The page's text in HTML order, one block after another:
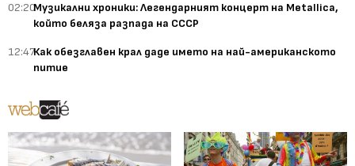
02:20Музикални хроники: Легендарният концерт на Metallica,
който беляза разпада на СССР
12:47Как обезглавен крал даде името на най-американското
питие